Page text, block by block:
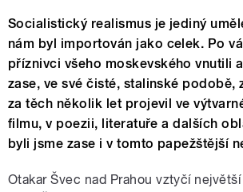
Socialistický realismus je jediný
nám byl importován jako celek. Po
příznivci všeho moskevského vnutili
zase, ve své čisté, stalinské podobě,
za těch několik let projevil ve
filmu, v poezii, literatuře a dalších
byli jsme zase i v tomto papežštější
Otakar Švec nad Prahou vztyčí